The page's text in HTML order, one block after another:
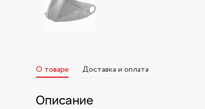
О товаре Доставка и оплата
Описание